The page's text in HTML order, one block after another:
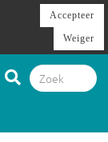
Accepteer
Weiger